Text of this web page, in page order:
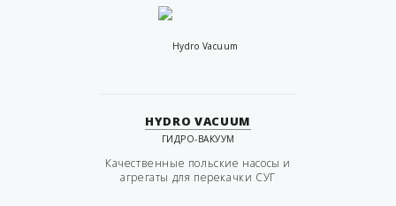
HYDRO VACUUM
ГИДРО-ВАКУУМ
Качественные польские насосы и
агрегаты для перекачки СУГ